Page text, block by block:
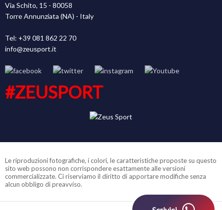
Via Schito, 15 - 80058
Torre Annunziata (NA) - Italy
Tel: +39 081 862 22 70
info@zeusport.it
#ZEUSPORT
Le riproduzioni fotografiche, i colori, le caratteristiche proposte su questo
sito web possono non corrispondere esattamente alle versioni
commercializzate. Ci riserviamo il diritto di apportare modifiche senza
alcun obbligo di preavviso.